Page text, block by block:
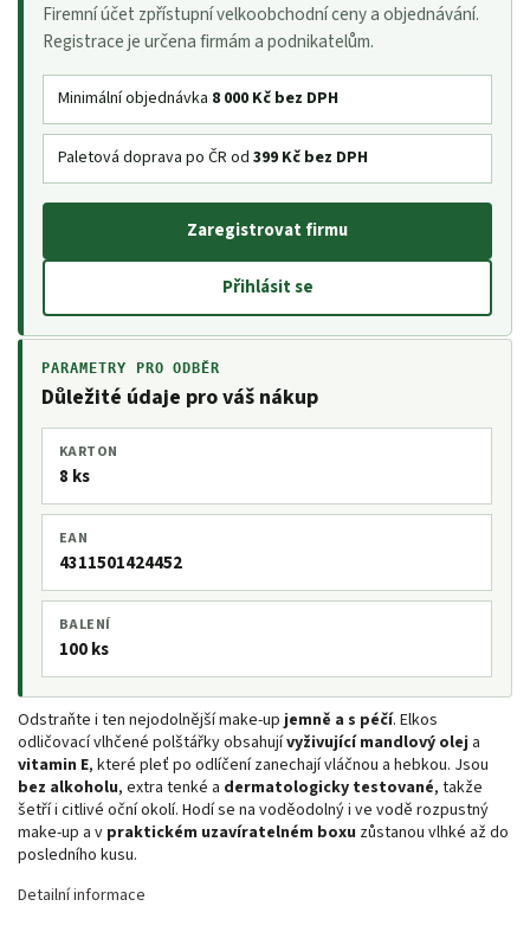
Firemní účet zpřístupní velkoobchodní ceny a objednávání.
Registrace je určena firmám a podnikatelům.
Minimální objednávka 8 000 Kč bez DPH
Paletová doprava po ČR od 399 Kč bez DPH
Zaregistrovat firmu
Přihlásit se
PARAMETRY PRO ODBĚR
Důležité údaje pro váš nákup
KARTON
8 ks
EAN
4311501424452
BALENÍ
100 ks
Odstraňte i ten nejodolnější make-up jemně a s péčí. Elkos
odličovací vlhčené polštářky obsahujívyživující mandlový olej a
vitamin E, které pleť po odlíčení zanechají vláčnou a hebkou. Jsou
bez alkoholu, extra tenké a dermatologicky testované, takže
šetří i citlivé oční okolí. Hodí se na voděodolný i ve vodě rozpustný
make-up a v praktickém uzavíratelném boxu zůstanou vlhké až do
posledního kusu.
Detailní informace